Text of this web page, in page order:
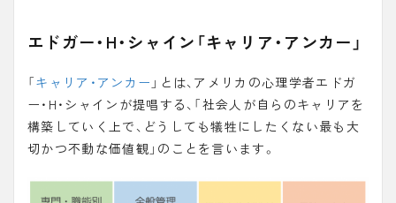
エドガー・H・シャイン「キャリア・アンカー」
「キャリア・アンカー 」とは、アメリカの心理学者エドガ
ー・H・シャインが提唱する、「社会人が自らのキャリアを
構築していく上で、どうしても犠牲にしたくない最も大
切かつ不動な価値観 」のことを言います。